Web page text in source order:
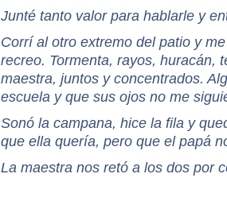
Junté tanto valor para hablarle y
Corrí al otro extremo del patio y
recreo. Tormenta, rayos, huracán,
maestra, juntos y concentrados.
escuela y que sus ojos no me
Sonó la campana, hice la fila y
que ella quería, pero que el papá
La maestra nos retó a los dos por